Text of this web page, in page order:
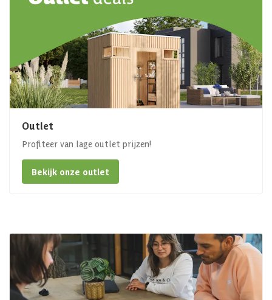
Outlet
Profiteer van lage outlet prijzen!
Bekijk onze outlet